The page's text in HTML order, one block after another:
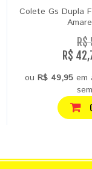
Colete Gs Dupla
R$
R$
ou R$ 49,95 em